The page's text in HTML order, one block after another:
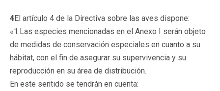
4El artículo 4 de la Directiva sobre las aves dispone:
«1.Las especies mencionadas en el Anexo I serán objeto
de medidas de conservación especiales en cuanto a su
hábitat, con el fin de asegurar su supervivencia y su
reproducción en su área de distribución.
En este sentido se tendrán en cuenta: